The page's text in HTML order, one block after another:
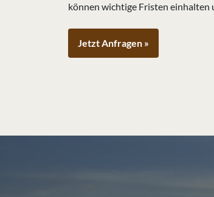
können wichtige Fristen einhalten
Jetzt Anfragen »